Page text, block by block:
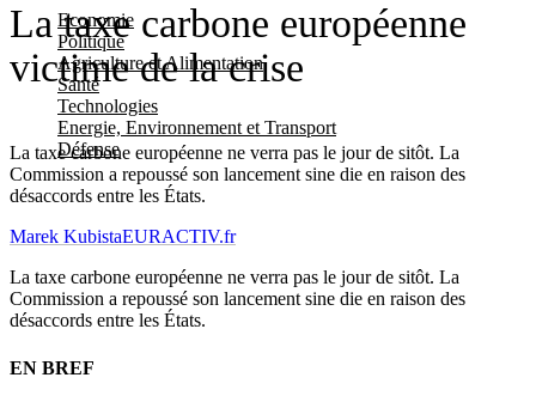
Economie
Politique
Agriculture et Alimentation
Santé
Technologies
Energie, Environnement et Transport
Défense
La taxe carbone européenne
victime de la crise
La taxe carbone européenne ne verra pas le jour de sitôt. La
Commission a repoussé son lancement sine die en raison des
désaccords entre les États.
Marek KubistaEURACTIV.fr
La taxe carbone européenne ne verra pas le jour de sitôt. La
Commission a repoussé son lancement sine die en raison des
désaccords entre les États.
EN BREF